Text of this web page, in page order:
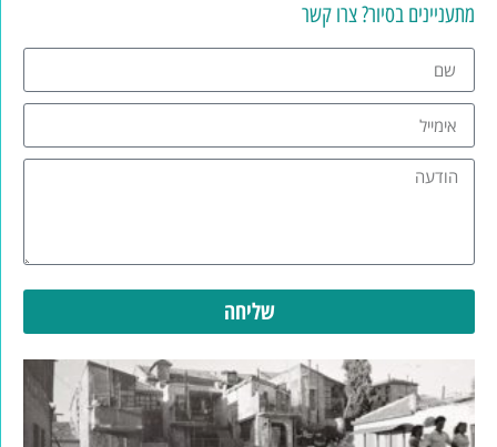
מתעניינים בסיור? צרו קשר
שליחה